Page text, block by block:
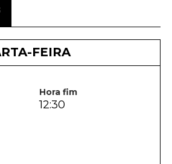
FEIRA
Hora fim
12:30